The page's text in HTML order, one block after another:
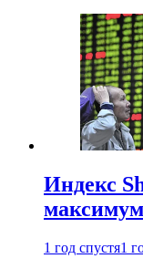
Индекс
1 год спустя1